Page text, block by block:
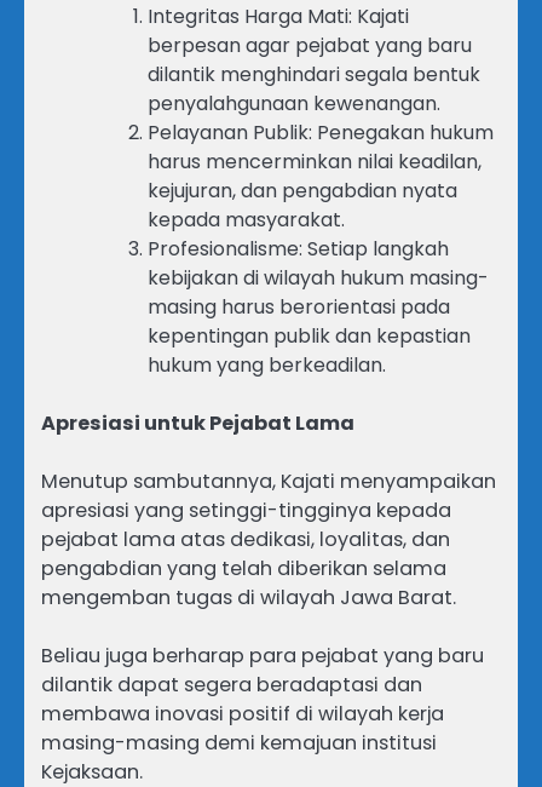
Integritas Harga Mati: Kajati
berpesan agar pejabat yang baru
dilantik menghindari segala bentuk
penyalahgunaan kewenangan.
Pelayanan Publik: Penegakan hukum
harus mencerminkan nilai keadilan,
kejujuran, dan pengabdian nyata
kepada masyarakat.
Profesionalisme: Setiap langkah
kebijakan di wilayah hukum masing-
masing harus berorientasi pada
kepentingan publik dan kepastian
hukum yang berkeadilan.
Apresiasi untuk Pejabat Lama
Menutup sambutannya, Kajati menyampaikan
apresiasi yang setinggi-tingginya kepada
pejabat lama atas dedikasi, loyalitas, dan
pengabdian yang telah diberikan selama
mengemban tugas di wilayah Jawa Barat.
Beliau juga berharap para pejabat yang baru
dilantik dapat segera beradaptasi dan
membawa inovasi positif di wilayah kerja
masing-masing demi kemajuan institusi
Kejaksaan.